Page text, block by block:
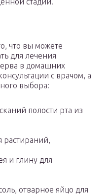
что вы можете
для лечения
в домашних
с врачом, а
выбора:
полости рта из
растираний,
и глину для
отварное яйцо для